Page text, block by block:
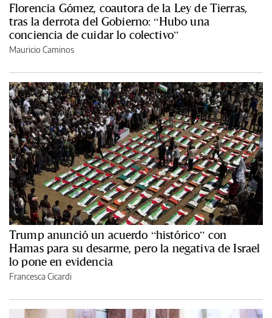
Florencia Gómez, coautora de la Ley de Tierras,
tras la derrota del Gobierno: “Hubo una
conciencia de cuidar lo colectivo”
Mauricio Caminos
Trump anunció un acuerdo “histórico” con
Hamas para su desarme, pero la negativa de Israel
lo pone en evidencia
Francesca Cicardi